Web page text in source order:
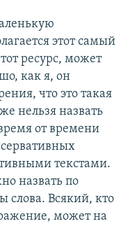
этот самый
ресурс, может
как я, он
что это такая
нельзя назвать
от времени
текстами.
назвать по
слова. Всякий, кто
может на